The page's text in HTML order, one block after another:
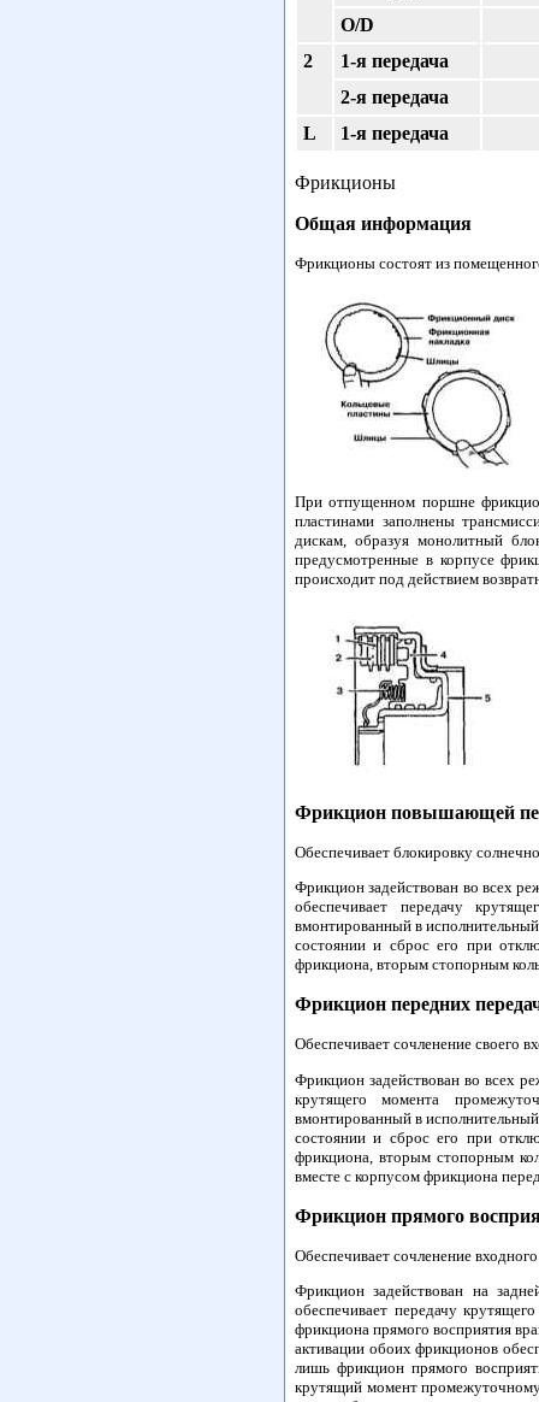
O/D
2
1-я передача
2-я передача
L
1-я передача
Фрикционы
Общая информация
Фрикционы состоят из
При отпущенном поршне
пластинами заполнены
дискам, образуя монолитный
предусмотренные в корпусе
происходит под действием
Фрикцион повышающей
Обеспечивает блокировку
Фрикцион задействован во всех
обеспечивает передачу
вмонтированный в
состоянии и сброс его при
фрикциона, вторым стопорным
Фрикцион передних
Обеспечивает сочленение своего
Фрикцион задействован во всех
крутящего момента
вмонтированный в
состоянии и сброс его при
фрикциона, вторым стопорным
вместе с корпусом фрикциона
Фрикцион прямого
Обеспечивает сочленение
Фрикцион задействован на
обеспечивает передачу
фрикциона прямого восприятия
активации обоих фрикционов
лишь фрикцион прямого
крутящий момент